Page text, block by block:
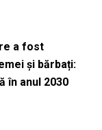
a fost
și bărbați:
în anul 2030